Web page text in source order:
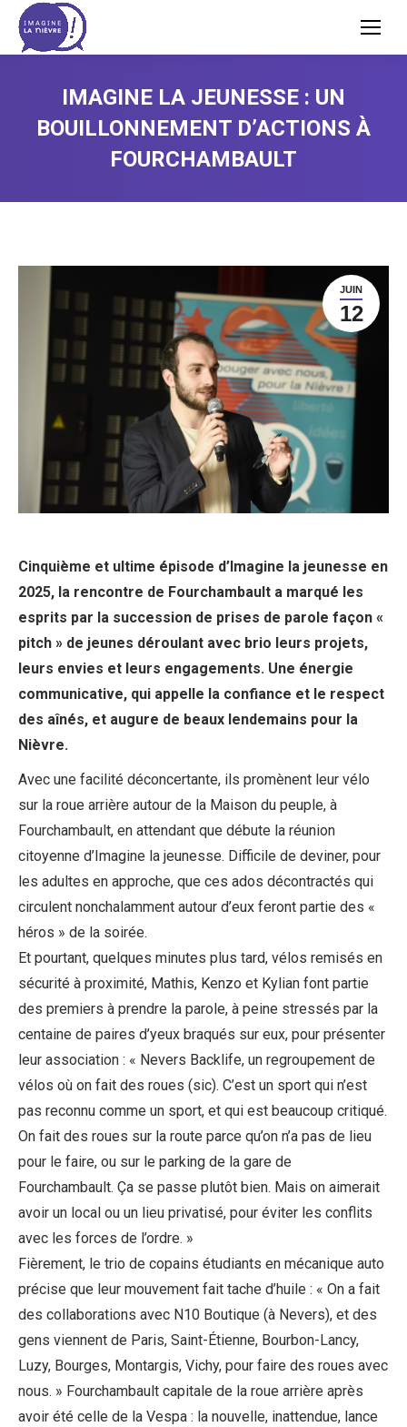
IMAGINE LA JEUNESSE : UN
BOUILLONNEMENT D’ACTIONS À
FOURCHAMBAULT
JUIN
12
Cinquième et ultime épisode d’Imagine la jeunesse en
2025, la rencontre de Fourchambault a marqué les
esprits par la succession de prises de parole façon «
pitch » de jeunes déroulant avec brio leurs projets,
leurs envies et leurs engagements. Une énergie
communicative, qui appelle la confiance et le respect
des aînés, et augure de beaux lendemains pour la
Nièvre.
Avec une facilité déconcertante, ils promènent leur vélo
sur la roue arrière autour de la Maison du peuple, à
Fourchambault, en attendant que débute la réunion
citoyenne d’Imagine la jeunesse. Difficile de deviner, pour
les adultes en approche, que ces ados décontractés qui
circulent nonchalamment autour d’eux feront partie des «
héros » de la soirée.
Et pourtant, quelques minutes plus tard, vélos remisés en
sécurité à proximité, Mathis, Kenzo et Kylian font partie
des premiers à prendre la parole, à peine stressés par la
centaine de paires d’yeux braqués sur eux, pour présenter
leur association : « Nevers Backlife, un regroupement de
vélos où on fait des roues (sic). C’est un sport qui n’est
pas reconnu comme un sport, et qui est beaucoup critiqué.
On fait des roues sur la route parce qu’on n’a pas de lieu
pour le faire, ou sur le parking de la gare de
Fourchambault. Ça se passe plutôt bien. Mais on aimerait
avoir un local ou un lieu privatisé, pour éviter les conflits
avec les forces de l’ordre. »
Fièrement, le trio de copains étudiants en mécanique auto
précise que leur mouvement fait tache d’huile : « On a fait
des collaborations avec N10 Boutique (à Nevers), et des
gens viennent de Paris, Saint-Étienne, Bourbon-Lancy,
Luzy, Bourges, Montargis, Vichy, pour faire des roues avec
nous. » Fourchambault capitale de la roue arrière après
avoir été celle de la Vespa : la nouvelle, inattendue, lance